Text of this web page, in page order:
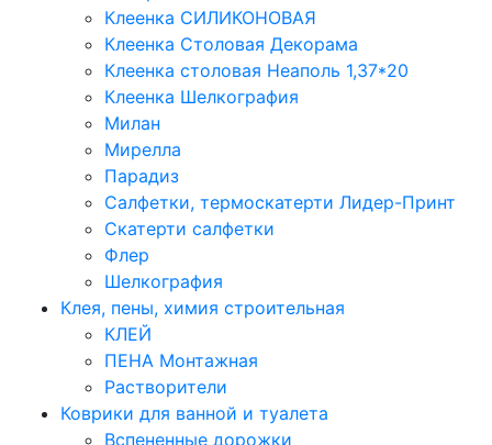
Клеенка СИЛИКОНОВАЯ
Клеенка Столовая Декорама
Клеенка столовая Неаполь 1,37*20
Клеенка Шелкография
Милан
Мирелла
Парадиз
Салфетки, термоскатерти Лидер-Принт
Скатерти салфетки
Флер
Шелкография
Клея, пены, химия строительная
КЛЕЙ
ПЕНА Монтажная
Растворители
Коврики для ванной и туалета
Вспененные дорожки